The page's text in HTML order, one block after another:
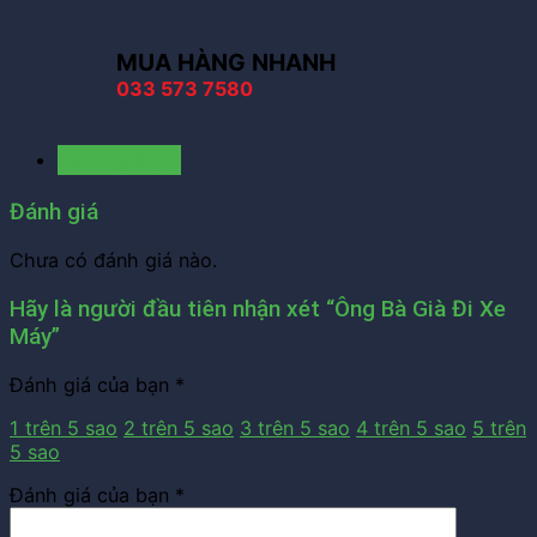
MUA HÀNG NHANH
033 573 7580
Đánh giá
Chưa có đánh giá nào.
Hãy là người đầu tiên nhận xét “Ông Bà Già Đi Xe
Máy”
Đánh giá của bạn *
1 trên 5 sao 2 trên 5 sao 3 trên 5 sao 4 trên 5 sao 5 trên
5 sao
Đánh giá của bạn *